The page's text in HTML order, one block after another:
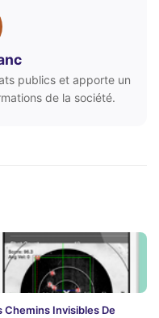
publics et apporte un
de la société.
Chemins Invisibles De